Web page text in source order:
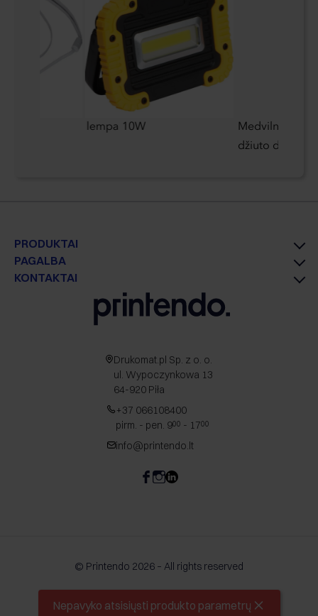
Nepavyko atsisiųsti produkto parametrų
lempa 10W
Medvilninis
džiuto dugnu
PRODUKTAI
PAGALBA
KONTAKTAI
Drukomat.pl Sp. z o. o.
ul. Wypoczynkowa 13
64-920 Piła
+37 066108400
pirm. - pen. 900 - 1700
info@printendo.lt
© Printendo 2026 – All rights reserved